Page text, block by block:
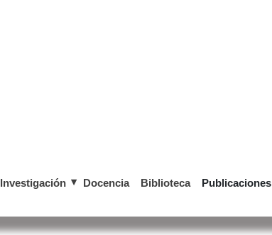
Investigación Docencia Biblioteca Publicaciones